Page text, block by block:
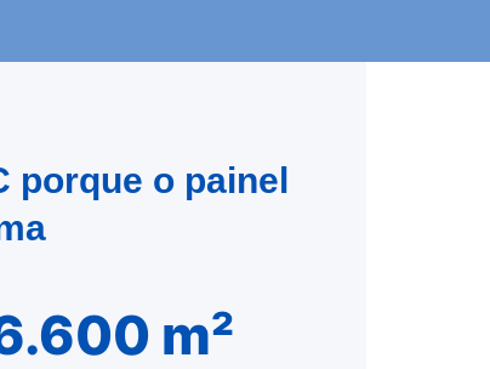
porque o painel
m²